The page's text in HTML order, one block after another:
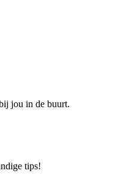
jou in de buurt.
tips!